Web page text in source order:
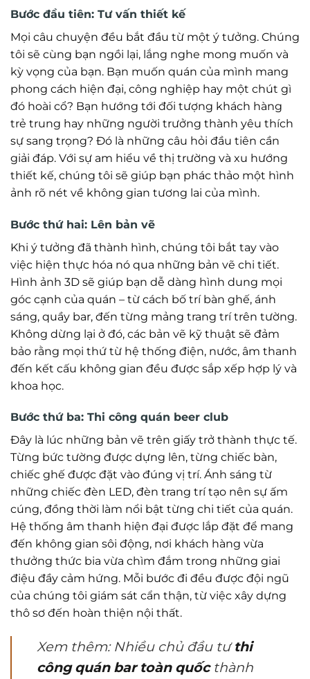
Bước đầu tiên: Tư vấn thiết kế
Mọi câu chuyện đều bắt đầu từ một ý tưởng. Chúng
tôi sẽ cùng bạn ngồi lại, lắng nghe mong muốn và
kỳ vọng của bạn. Bạn muốn quán của mình mang
phong cách hiện đại, công nghiệp hay một chút gì
đó hoài cổ? Bạn hướng tới đối tượng khách hàng
trẻ trung hay những người trưởng thành yêu thích
sự sang trọng? Đó là những câu hỏi đầu tiên cần
giải đáp. Với sự am hiểu về thị trường và xu hướng
thiết kế, chúng tôi sẽ giúp bạn phác thảo một hình
ảnh rõ nét về không gian tương lai của mình.
Bước thứ hai: Lên bản vẽ
Khi ý tưởng đã thành hình, chúng tôi bắt tay vào
việc hiện thực hóa nó qua những bản vẽ chi tiết.
Hình ảnh 3D sẽ giúp bạn dễ dàng hình dung mọi
góc cạnh của quán – từ cách bố trí bàn ghế, ánh
sáng, quầy bar, đến từng mảng trang trí trên tường.
Không dừng lại ở đó, các bản vẽ kỹ thuật sẽ đảm
bảo rằng mọi thứ từ hệ thống điện, nước, âm thanh
đến kết cấu không gian đều được sắp xếp hợp lý và
khoa học.
Bước thứ ba: Thi công quán beer club
Đây là lúc những bản vẽ trên giấy trở thành thực tế.
Từng bức tường được dựng lên, từng chiếc bàn,
chiếc ghế được đặt vào đúng vị trí. Ánh sáng từ
những chiếc đèn LED, đèn trang trí tạo nên sự ấm
cúng, đồng thời làm nổi bật từng chi tiết của quán.
Hệ thống âm thanh hiện đại được lắp đặt để mang
đến không gian sôi động, nơi khách hàng vừa
thưởng thức bia vừa chìm đắm trong những giai
điệu đầy cảm hứng. Mỗi bước đi đều được đội ngũ
của chúng tôi giám sát cẩn thận, từ việc xây dựng
thô sơ đến hoàn thiện nội thất.
Xem thêm: Nhiều chủ đầu tưthi
công quán bar toàn quốcthành